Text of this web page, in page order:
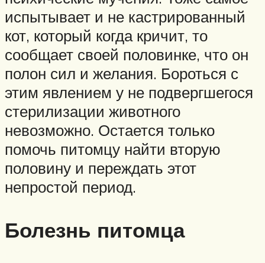
испытывает и не кастрированный
кот, который когда кричит, то
сообщает своей половинке, что он
полон сил и желания. Бороться с
этим явлением у не подвергшегося
стерилизации животного
невозможно. Остается только
помочь питомцу найти вторую
половину и переждать этот
непростой период.
Болезнь питомца